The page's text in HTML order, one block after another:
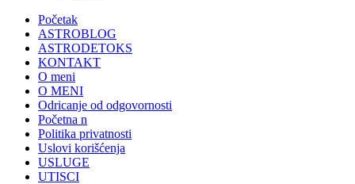
Početak
ASTROBLOG
ASTRODETOKS
KONTAKT
O meni
O MENI
Odricanje od odgovornosti
Početna n
Politika privatnosti
Uslovi korišćenja
USLUGE
UTISCI